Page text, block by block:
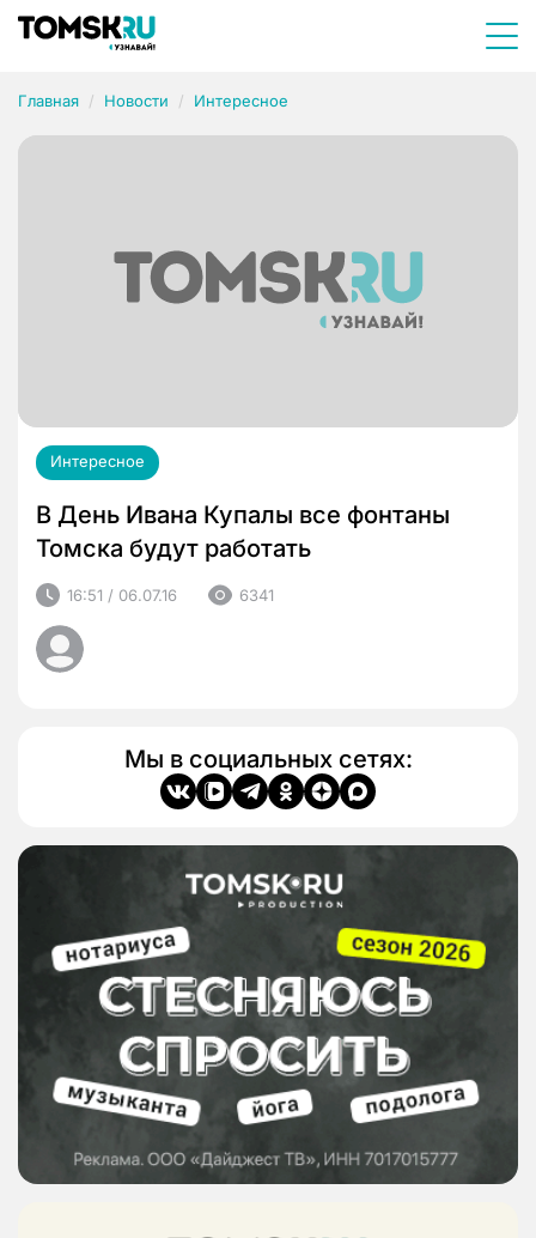
Главная Новости Интересное
Интересное
В День Ивана Купалы все фонтаны
Томска будут работать
16:51 / 06.07.16 6341
Мы в социальных сетях: